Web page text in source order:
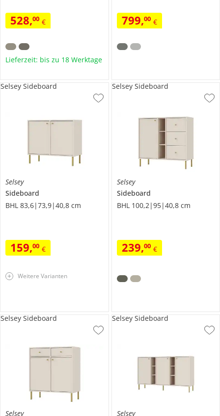
528,00 €
Lieferzeit: bis zu 18 Werktage
799,00 €
Selsey
Sideboard
BHL 83,6|73,9|40,8 cm
159,00 €
Selsey Sideboard
Weitere Varianten
Selsey
Sideboard
BHL 100,2|95|40,8 cm
239,00 €
Selsey Sideboard
Selsey
Selsey Sideboard
Selsey
Selsey Sideboard